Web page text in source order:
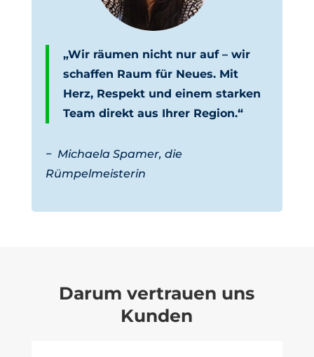
„Wir räumen nicht nur auf – wir
schaffen Raum für Neues. Mit
Herz, Respekt und einem starken
Team direkt aus Ihrer Region.“
− Michaela Spamer, die
Rümpelmeisterin
Darum vertrauen uns
Kunden